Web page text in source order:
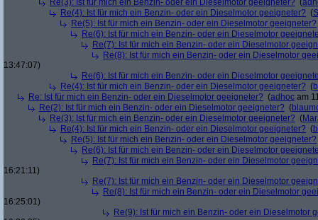
Re(3): Ist für mich ein Benzin- oder ein Dieselmotor geeigneter? (
Re(4): Ist für mich ein Benzin- oder ein Dieselmotor geeigneter? (
Re(5): Ist für mich ein Benzin- oder ein Dieselmotor geeigneter?
Re(6): Ist für mich ein Benzin- oder ein Dieselmotor
Re(7): Ist für mich ein Benzin- oder ein Dieselmotor
Re(8): Ist für mich ein Benzin- oder ein Dieselmotor
13:47:07)
Re(6): Ist für mich ein Benzin- oder ein Dieselmotor
Re(4): Ist für mich ein Benzin- oder ein Dieselmotor geeigneter? (
Re: Ist für mich ein Benzin- oder ein Dieselmotor geeigneter? (adhoc am
Re(2): Ist für mich ein Benzin- oder ein Dieselmotor geeigneter? (
Re(3): Ist für mich ein Benzin- oder ein Dieselmotor geeigneter? (
Re(4): Ist für mich ein Benzin- oder ein Dieselmotor geeigneter? (
Re(5): Ist für mich ein Benzin- oder ein Dieselmotor geeigneter?
Re(6): Ist für mich ein Benzin- oder ein Dieselmotor
Re(7): Ist für mich ein Benzin- oder ein Dieselmotor
16:21:11)
Re(7): Ist für mich ein Benzin- oder ein Dieselmotor
Re(8): Ist für mich ein Benzin- oder ein Dieselmotor
16:25:01)
Re(9): Ist für mich ein Benzin- oder ein Dieselmotor